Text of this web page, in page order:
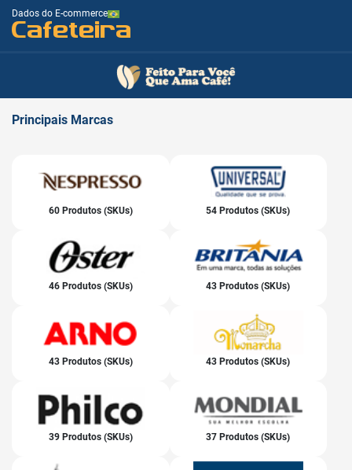
Dados do E-commerce
Cafeteira
Principais Marcas
60 Produtos (SKUs) 54 Produtos (SKUs)
46 Produtos (SKUs) 43 Produtos (SKUs)
43 Produtos (SKUs) 43 Produtos (SKUs)
39 Produtos (SKUs) 37 Produtos (SKUs)